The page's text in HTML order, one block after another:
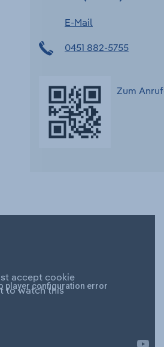
E-Mail
0451 882-5755
Zum
accept cookie
to watch this